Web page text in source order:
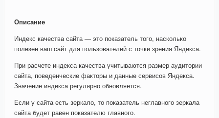
Описание
Индекс качества сайта — это показатель того, насколько
полезен ваш сайт для пользователей с точки зрения Яндекса.
При расчете индекса качества учитываются размер аудитории
сайта, поведенческие факторы и данные сервисов Яндекса.
Значение индекса регулярно обновляется.
Если у сайта есть зеркало, то показатель неглавного зеркала
сайта будет равен показателю главного.